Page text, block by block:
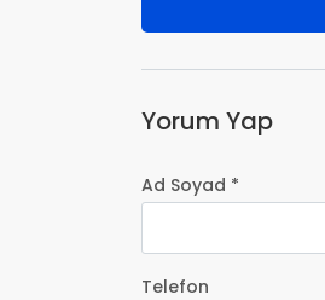
Yorum Yap
Ad Soyad *
Telefon